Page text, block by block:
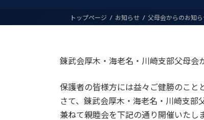
トップページ お知らせ 父母会からのお知
錬武会厚木・海老名・川崎支部父母会
保護者の皆様方には益々ご健勝のこと
さて、錬武会厚木・海老名・川崎支部
兼ねて親睦会を下記の通り開催いたし